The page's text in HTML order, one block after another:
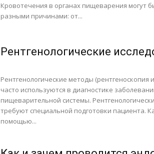
Кровотечения в органах пищеварения могут
разными причинами: от...
Рентгенологические
Рентгенологические методы (рентгеноскопия
часто используются в диагностике
пищеварительной системы.
требуют специальной подготовки пациента.
помощью...